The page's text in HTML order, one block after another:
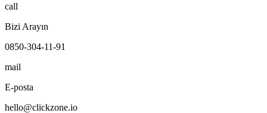
call
Bizi Arayın
0850-304-11-91
mail
E-posta
hello@clickzone.io